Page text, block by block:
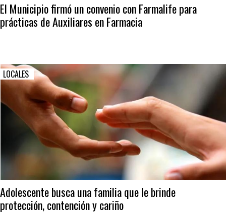
El Municipio firmó un convenio con Farmalife para
prácticas de Auxiliares en Farmacia
LOCALES
Adolescente busca una familia que le brinde
protección, contención y cariño